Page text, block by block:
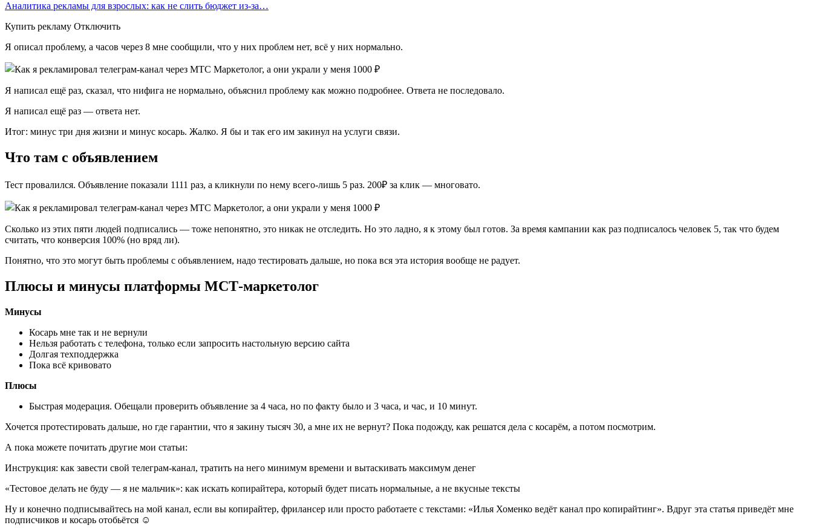
Аналитика рекламы для взрослых: как не слить бюджет из-за…
Купить рекламу Отключить
Я описал проблему, а часов через 8 мне сообщили, что у них проблем нет, всё у них нормально.
Я написал ещё раз, сказал, что нифига не нормально, объяснил проблему как можно подробнее. Ответа не последовало.
Я написал ещё раз — ответа нет.
Итог: минус три дня жизни и минус косарь. Жалко. Я бы и так его им закинул на услуги связи.
Что там с объявлением
Тест провалился. Объявление показали 1111 раз, а кликнули по нему всего-лишь 5 раз. 200₽ за клик — многовато.
Сколько из этих пяти людей подписались — тоже непонятно, это никак не отследить. Но это ладно, я к этому был готов. За время кампании как раз подписалось человек 5, так что будем
считать, что конверсия 100% (но вряд ли).
Понятно, что это могут быть проблемы с объявлением, надо тестировать дальше, но пока вся эта история вообще не радует.
Плюсы и минусы платформы МСТ-маркетолог
Минусы
Косарь мне так и не вернули
Нельзя работать с телефона, только если запросить настольную версию сайта
Долгая техподдержка
Пока всё кривовато
Плюсы
Быстрая модерация. Обещали проверить объявление за 4 часа, но по факту было и 3 часа, и час, и 10 минут.
Хочется протестировать дальше, но где гарантии, что я закину тысяч 30, а мне их не вернут? Пока подожду, как решатся дела с косарём, а потом посмотрим.
А пока можете почитать другие мои статьи:
Инструкция: как завести свой телеграм-канал, тратить на него минимум времени и вытаскивать максимум денег
«Тестовое делать не буду — я не мальчик»: как искать копирайтера, который будет писать нормальные, а не вкусные тексты
Ну и конечно подписывайтесь на мой канал, если вы копирайтер, фрилансер или просто работаете с текстами: «Илья Хоменко ведёт канал про копирайтинг». Вдруг эта статья приведёт мне
подписчиков и косарь отобьётся ☺